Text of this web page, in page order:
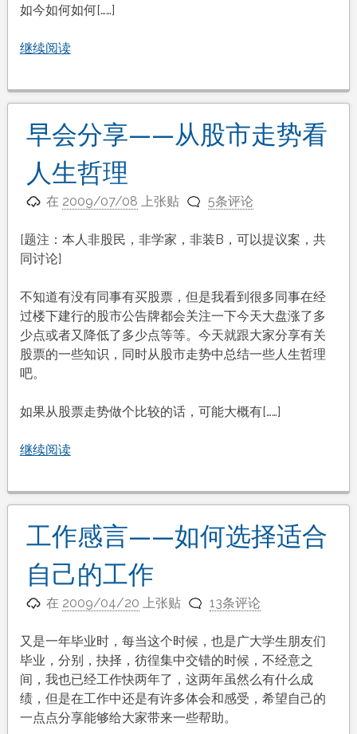
如今如何如何[……]
继续阅读
早会分享——从股市走势看
人生哲理
在 2009/07/08 上张贴 5条评论
[题注：本人非股民，非学家，非装B，可以提议案，共
同讨论]
不知道有没有同事有买股票，但是我看到很多同事在经
过楼下建行的股市公告牌都会关注一下今天大盘涨了多
少点或者又降低了多少点等等。今天就跟大家分享有关
股票的一些知识，同时从股市走势中总结一些人生哲理
吧。
如果从股票走势做个比较的话，可能大概有[……]
继续阅读
工作感言——如何选择适合
自己的工作
在 2009/04/20 上张贴 13条评论
又是一年毕业时，每当这个时候，也是广大学生朋友们
毕业，分别，抉择，彷徨集中交错的时候，不经意之
间，我也已经工作快两年了，这两年虽然么有什么成
绩，但是在工作中还是有许多体会和感受，希望自己的
一点点分享能够给大家带来一些帮助。